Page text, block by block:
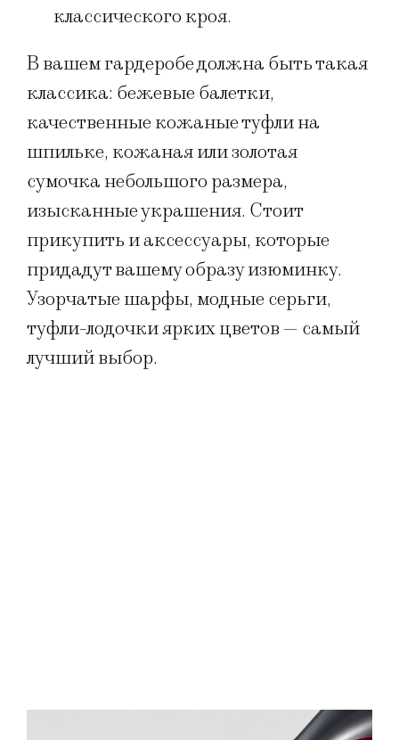
классического кроя.
В вашем гардеробе должна быть такая
классика: бежевые балетки,
качественные кожаные туфли на
шпильке, кожаная или золотая
сумочка небольшого размера,
изысканные украшения. Стоит
прикупить и аксессуары, которые
придадут вашему образу изюминку.
Узорчатые шарфы, модные серьги,
туфли-лодочки ярких цветов — самый
лучший выбор.